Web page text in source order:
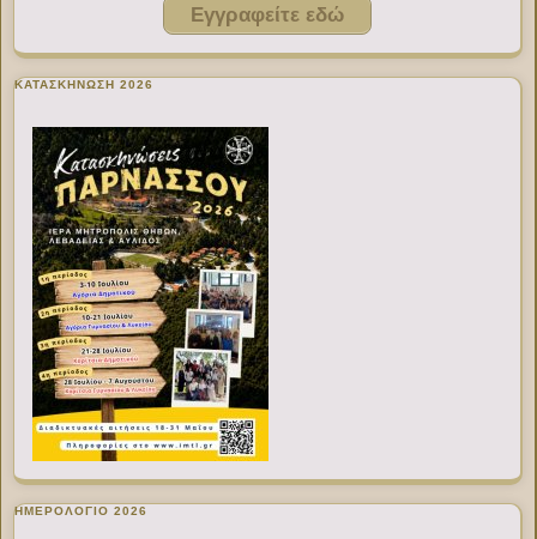
Εγγραφείτε εδώ
ΚΑΤΑΣΚΗΝΩΣΗ 2026
ΗΜΕΡΟΛΟΓΙΟ 2026